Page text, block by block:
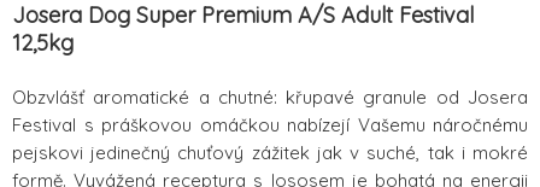
Josera Dog Super Premium A/S Adult Festival
12,5kg
Obzvlášť aromatické a chutné: křupavé granule od Josera
Festival s práškovou omáčkou nabízejí Vašemu náročnému
pejskovi jedinečný chuťový zážitek jak v suché, tak i mokré
formě. Vyvážená receptura s lososem je bohatá na energii